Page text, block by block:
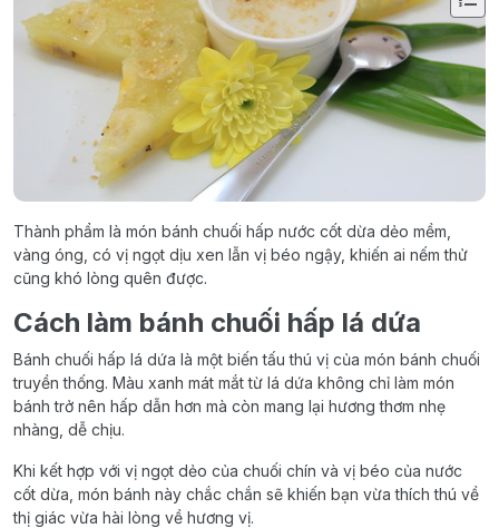
Thành phẩm là món bánh chuối hấp nước cốt dừa dẻo mềm,
vàng óng, có vị ngọt dịu xen lẫn vị béo ngậy, khiến ai nếm thử
cũng khó lòng quên được.
Cách làm bánh chuối hấp lá dứa
Bánh chuối hấp lá dứa là một biến tấu thú vị của món bánh chuối
truyền thống. Màu xanh mát mắt từ lá dứa không chỉ làm món
bánh trở nên hấp dẫn hơn mà còn mang lại hương thơm nhẹ
nhàng, dễ chịu.
Khi kết hợp với vị ngọt dẻo của chuối chín và vị béo của nước
cốt dừa, món bánh này chắc chắn sẽ khiến bạn vừa thích thú về
thị giác vừa hài lòng về hương vị.